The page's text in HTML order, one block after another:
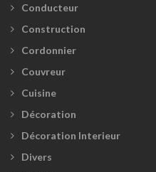
Conducteur
Construction
Cordonnier
Couvreur
Cuisine
Décoration
Décoration Interieur
Divers